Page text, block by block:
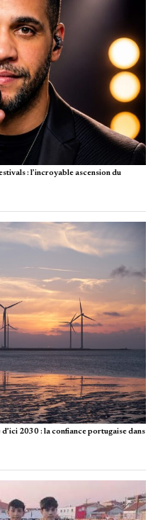
: l’incroyable ascension du
2030 : la confiance portugaise dans